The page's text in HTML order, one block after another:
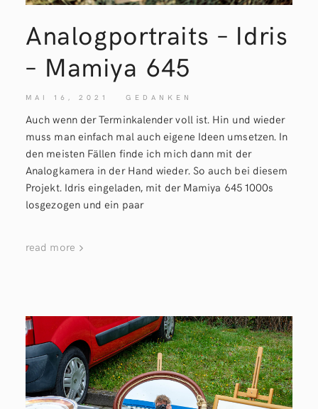
Analogportraits – Idris
– Mamiya 645
MAI 16, 2021 GEDANKEN
Auch wenn der Terminkalender voll ist. Hin und wieder
muss man einfach mal auch eigene Ideen umsetzen. In
den meisten Fällen finde ich mich dann mit der
Analogkamera in der Hand wieder. So auch bei diesem
Projekt. Idris eingeladen, mit der Mamiya 645 1000s
losgezogen und ein paar
read more